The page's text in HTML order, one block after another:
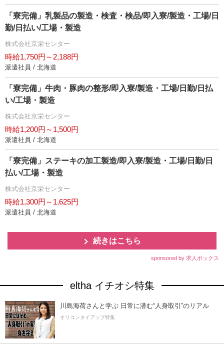
「寮完備」乳製品の製造・検査・検品/即入寮/製造・工場/日
勤/日払い/工場・製造
株式会社京栄センター
時給1,750円～2,188円
派遣社員 / 北海道
「寮完備」牛肉・豚肉の整形/即入寮/製造・工場/日勤/日払
い/工場・製造
株式会社京栄センター
時給1,200円～1,500円
派遣社員 / 北海道
「寮完備」ステーキの加工製造/即入寮/製造・工場/日勤/日
払い/工場・製造
株式会社京栄センター
時給1,300円～1,625円
派遣社員 / 北海道
続きはこちら
sponsored by 求人ボックス
eltha イチオシ特集
川島海荷さんと学ぶ 日常に潜む“人身取引”のリアル
オリコンタイアップ特集